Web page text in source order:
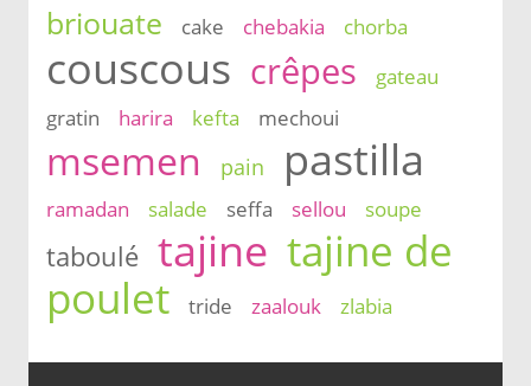
briouate cake chebakia chorba
couscous crêpes
gateau
gratin
harira kefta mechoui
msemen pain pastilla
ramadan salade seffa sellou soupe
taboulé tajine tajine de
poulet
tride zaalouk zlabia